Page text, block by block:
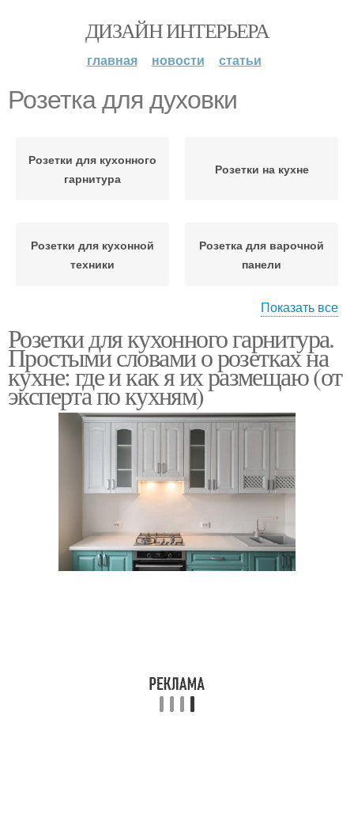
ДИЗАЙН ИНТЕРЬЕРА
главная новости статьи
Розетка для духовки
Розетки для кухонного
гарнитура
Розетки на кухне
Розетки для кухонной
техники
Розетка для варочной
панели
Розетка для вытяжки
Розетка для
посудомоечной
машины
Розетки для кухонных
гаджетов
Розетки для заказчиков
Показать все
Розетки для кухонного гарнитура.
Простыми словами о розетках на
кухне: где и как я их размещаю (от
эксперта по кухням)